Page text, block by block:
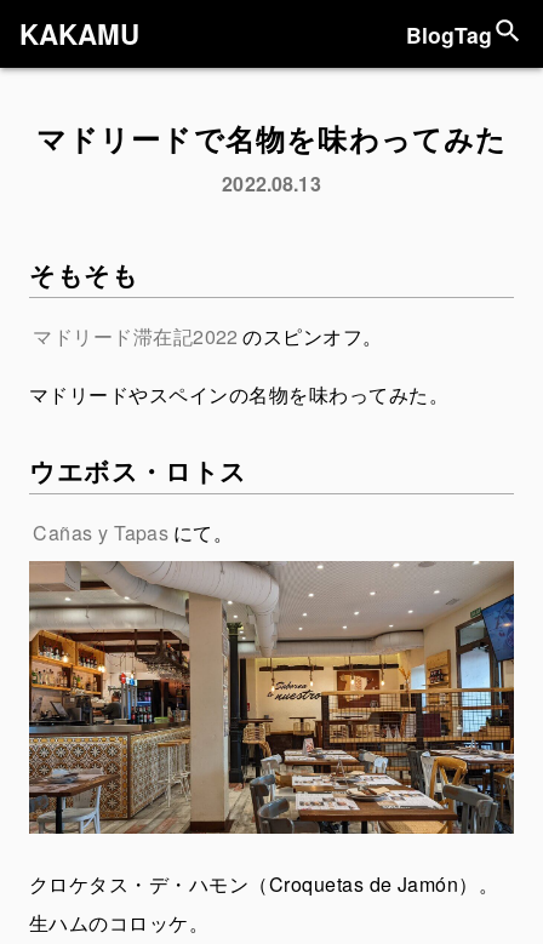
KAKAMU BlogTag
マドリードで名物を味わってみた
2022.08.13
そもそも
マドリード滞在記2022 のスピンオフ。
マドリードやスペインの名物を味わってみた。
ウエボス・ロトス
Cañas y Tapas にて。
クロケタス・デ・ハモン（Croquetas de Jamón）。
生ハムのコロッケ。